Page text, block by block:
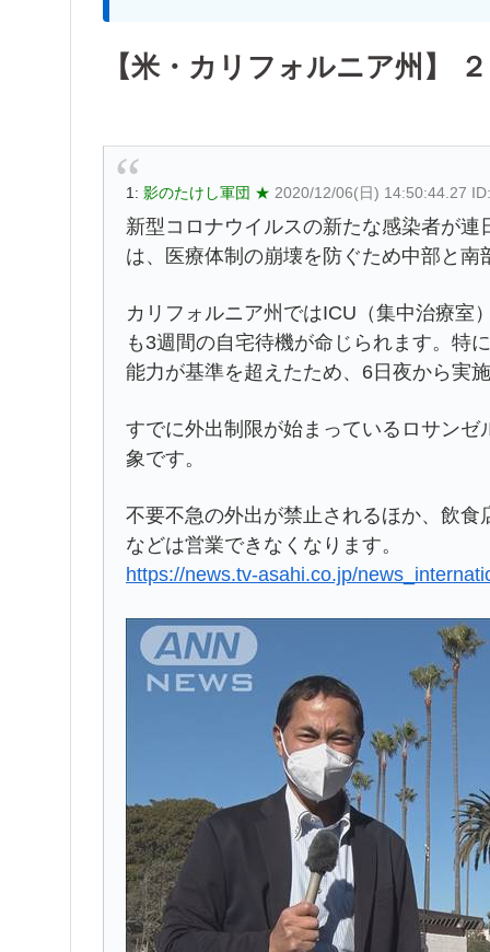
【米・カリフォルニア州】
1: 影のたけし軍団 ★ 2020/12/06(日) 14:50:44.27
新型コロナウイルスの新たな感染者が
は、医療体制の崩壊を防ぐため中部と
カリフォルニア州ではICU（集中治療室
も3週間の自宅待機が命じられます。特
能力が基準を超えたため、6日夜から実
すでに外出制限が始まっているロサン
象です。
不要不急の外出が禁止されるほか、飲
などは営業できなくなります。
https://news.tv-asahi.co.jp/